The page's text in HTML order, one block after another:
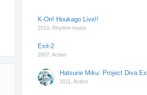
K-On! Houkago Live!!
2010, Rhythm music
Exit-2
2007,Action
Hatsune Miku: Project Diva
2011,Action